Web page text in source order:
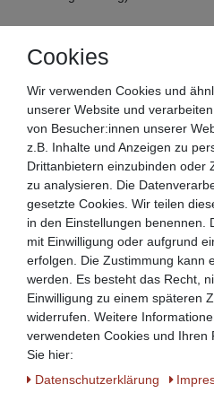
Sehr reißfestes und
Glatte Ober- und
Cookies
Wir verwenden Cookies und
unserer Website und
von Besucher:innen unserer
z.B. Inhalte und Anzeigen zu
Drittanbietern einzubinden oder
zu analysieren. Die
gesetzte Cookies. Wir teilen
in den Einstellungen benennen.
mit Einwilligung oder aufgrund
erfolgen. Die Zustimmung kann
werden. Es besteht das Recht,
Einwilligung zu einem späteren
widerrufen. Weitere
verwendeten Cookies und Ihren
Sie hier:
Daten­schutz­erklärung